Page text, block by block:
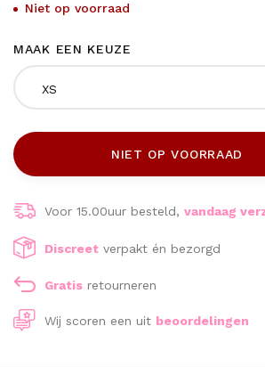
Niet op voorraad
MAAK EEN KEUZE
XS
NIET OP VOORRAAD
Voor 15.00uur besteld, vandaag
Discreet verpakt én bezorgd
Gratis retourneren
Wij scoren een uit beoordelingen